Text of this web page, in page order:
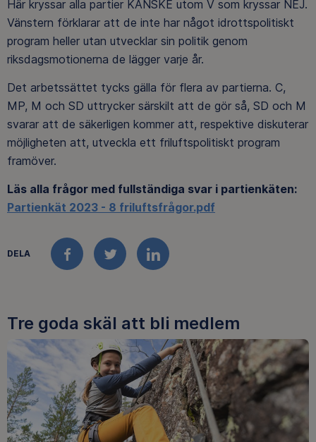
Här kryssar alla partier KANSKE utom V som kryssar NEJ.
Vänstern förklarar att de inte har något idrottspolitiskt
program heller utan utvecklar sin politik genom
riksdagsmotionerna de lägger varje år.
Det arbetssättet tycks gälla för flera av partierna. C,
MP, M och SD uttrycker särskilt att de gör så, SD och M
svarar att de säkerligen kommer att, respektive diskuterar
möjligheten att, utveckla ett friluftspolitiskt program
framöver.
Läs alla frågor med fullständiga svar i partienkäten:
Partienkät 2023 - 8 friluftsfrågor.pdf
DELA
FACEBOOKTWITTERLINKEDIN
Tre goda skäl att bli medlem